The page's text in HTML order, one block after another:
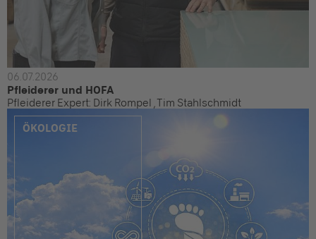
06.07.2026
Pfleiderer und HOFA
Pfleiderer Expert: Dirk Rompel , Tim Stahlschmidt
ÖKOLOGIE